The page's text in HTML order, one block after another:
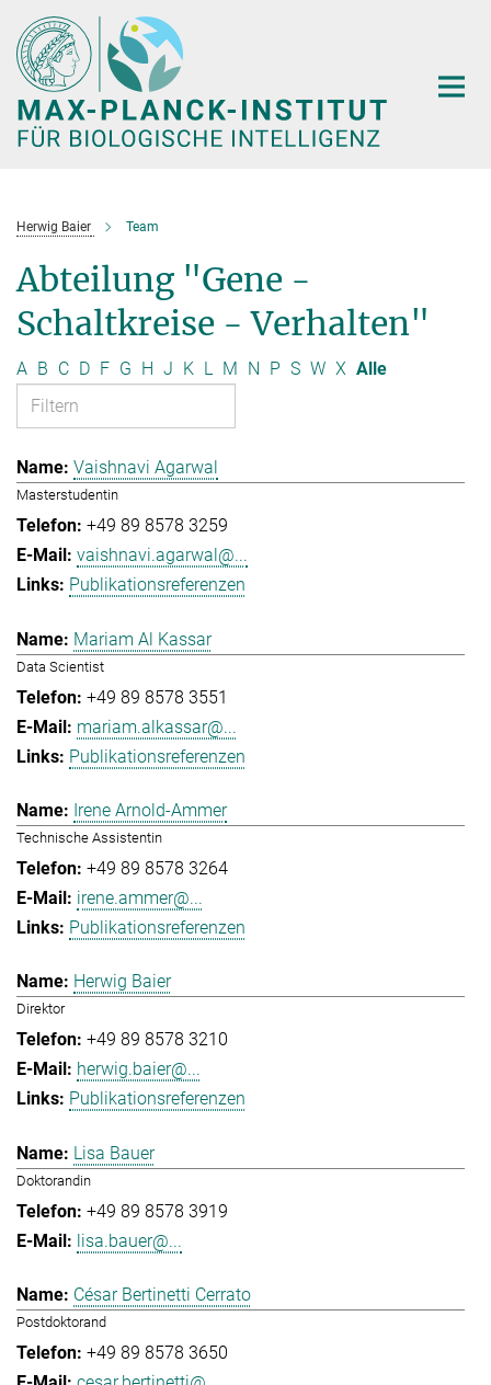
Hauptinhalt
Herwig Baier Team
Abteilung "Gene -
Schaltkreise - Verhalten"
A B C D F G H J K L M N P S W X Alle
Vaishnavi Agarwal
Masterstudentin
+49 89 8578 3259
vaishnavi.agarwal@...
Publikationsreferenzen
Mariam Al Kassar
Data Scientist
+49 89 8578 3551
mariam.alkassar@...
Publikationsreferenzen
Irene Arnold-Ammer
Technische Assistentin
+49 89 8578 3264
irene.ammer@...
Publikationsreferenzen
Herwig Baier
Direktor
+49 89 8578 3210
herwig.baier@...
Publikationsreferenzen
Lisa Bauer
Doktorandin
+49 89 8578 3919
lisa.bauer@...
César Bertinetti Cerrato
Postdoktorand
+49 89 8578 3650